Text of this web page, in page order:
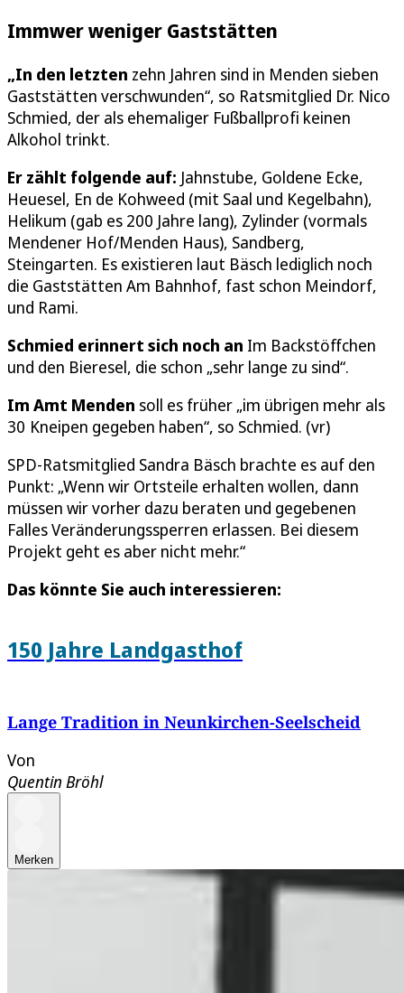
Immwer weniger Gaststätten
„In den letzten zehn Jahren sind in Menden sieben
Gaststätten verschwunden“, so Ratsmitglied Dr. Nico
Schmied, der als ehemaliger Fußballprofi keinen
Alkohol trinkt.
Er zählt folgende auf: Jahnstube, Goldene Ecke,
Heuesel, En de Kohweed (mit Saal und Kegelbahn),
Helikum (gab es 200 Jahre lang), Zylinder (vormals
Mendener Hof/Menden Haus), Sandberg,
Steingarten. Es existieren laut Bäsch lediglich noch
die Gaststätten Am Bahnhof, fast schon Meindorf,
und Rami.
Schmied erinnert sich noch an Im Backstöffchen
und den Bieresel, die schon „sehr lange zu sind“.
Im Amt Menden soll es früher „im übrigen mehr als
30 Kneipen gegeben haben“, so Schmied. (vr)
SPD-Ratsmitglied Sandra Bäsch brachte es auf den
Punkt: „Wenn wir Ortsteile erhalten wollen, dann
müssen wir vorher dazu beraten und gegebenen
Falles Veränderungssperren erlassen. Bei diesem
Projekt geht es aber nicht mehr.“
Das könnte Sie auch interessieren:
150 Jahre Landgasthof
Lange Tradition in Neunkirchen-Seelscheid
Von
Quentin Bröhl
Merken